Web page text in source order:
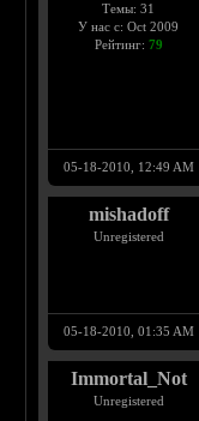
Темы: 31
У нас с: Oct 2009
Рейтинг: 79
05-18-2010, 12:49 AM
mishadoff
Unregistered
05-18-2010, 01:35 AM
Immortal_Not
Unregistered